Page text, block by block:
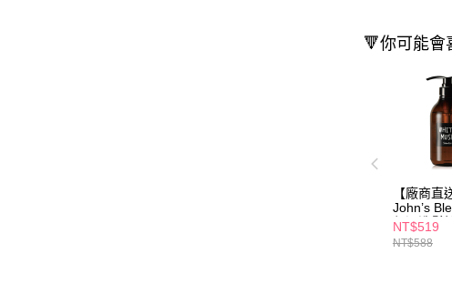
🔻你可能會
【廠商直
John’s
保濕洗髮
白麝香
NT$519
NT$588